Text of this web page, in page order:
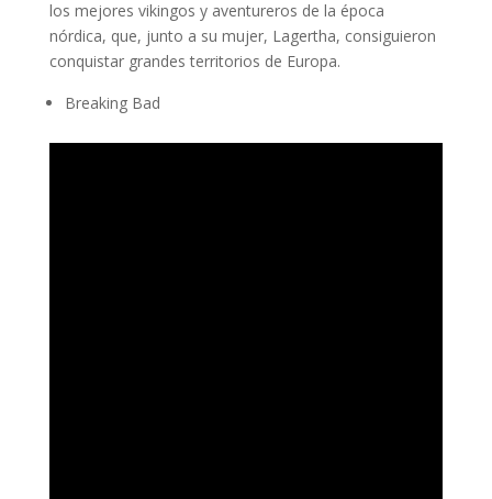
los mejores vikingos y aventureros de la época
nórdica, que, junto a su mujer, Lagertha, consiguieron
conquistar grandes territorios de Europa.
Breaking Bad